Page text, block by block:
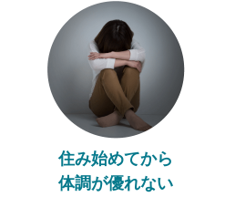
住み始めてから
体調が優れない